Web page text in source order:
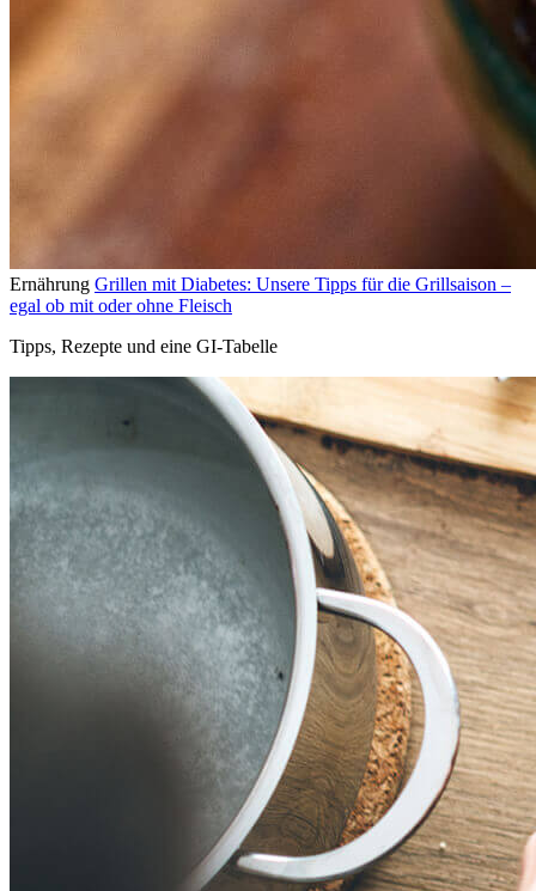
Ernährung Grillen mit Diabetes: Unsere Tipps für die Grillsaison –
egal ob mit oder ohne Fleisch
Tipps, Rezepte und eine GI-Tabelle